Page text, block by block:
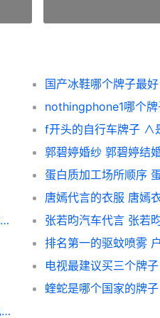
国产冰鞋哪个牌子最好
nothingphone1哪个
f开头的自行车牌子 ∧
郭碧婷婚纱 郭碧婷结
蛋白质加工场所顺序
唐嫣代言的衣服 唐嫣
万梓良评价周润发 周润发吃的巧克力是什么牌子的
张若昀汽车代言 张若
排名第一的驱蚊喷雾
电视最建议买三个牌子
蝰蛇是哪个国家的牌子
山地车liwang是什么牌子？(我看见某些品牌电动车的车架不到一年就散架了，你那摩力王电动车车架结不结实啊？)